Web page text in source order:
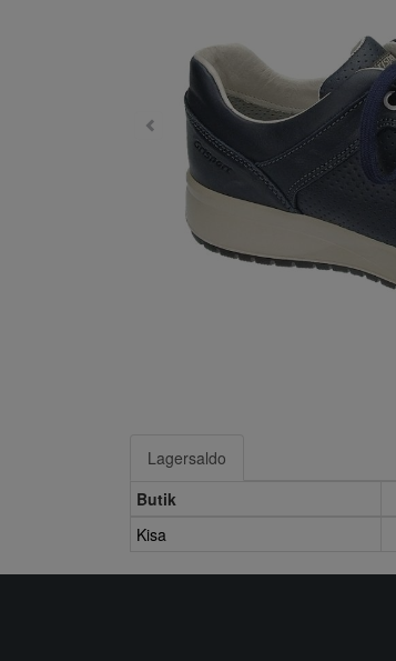
Lagersaldo
Butik
Kisa